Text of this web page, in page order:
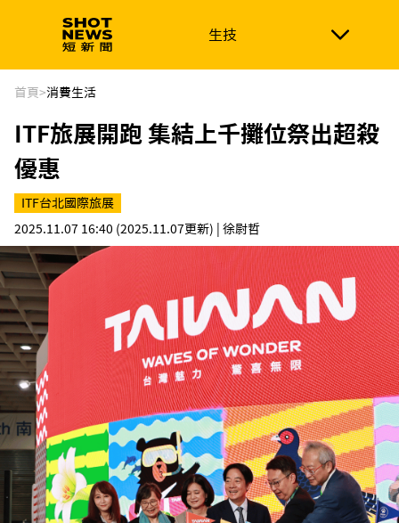
生技
生技 政治
新南向 體育
首頁>消費生活
ITF旅展開跑 集結上千攤位祭出超殺
優惠
ITF台北國際旅展
2025.11.07 16:40 (2025.11.07更新) | 徐尉哲